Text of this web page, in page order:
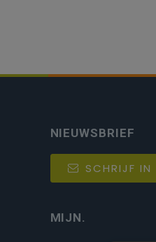
NIEUWSBRIEF
SCHRIJF IN
MIJN.